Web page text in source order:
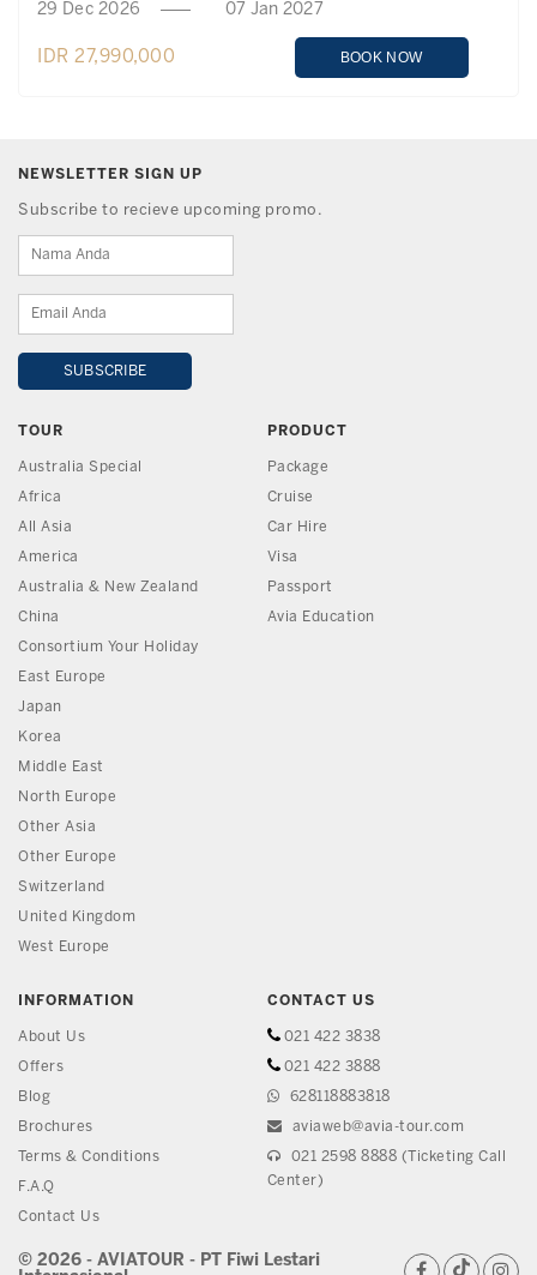
29 Dec 2026
07 Jan 2027
IDR 27,990,000 BOOK NOW
NEWSLETTER SIGN UP
Subscribe to recieve upcoming promo.
TOUR
Australia Special
Africa
All Asia
America
Australia & New Zealand
China
Consortium Your Holiday
East Europe
Japan
Korea
Middle East
North Europe
Other Asia
Other Europe
Switzerland
United Kingdom
West Europe
PRODUCT
Package
Cruise
Car Hire
Visa
Passport
Avia Education
INFORMATION
About Us
Offers
Blog
Brochures
Terms & Conditions
F.A.Q
Contact Us
CONTACT US
021 422 3838
021 422 3888
628118883818
aviaweb@avia-tour.com
021 2598 8888 (Ticketing Call
Center)
© 2026 - AVIATOUR - PT Fiwi Lestari